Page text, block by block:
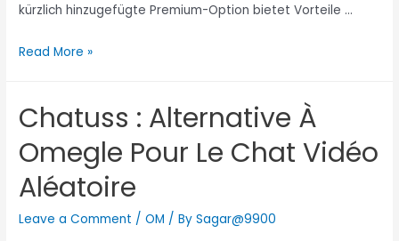
kürzlich hinzugefügte Premium-Option bietet Vorteile …
Read More »
Chatuss : Alternative À
Omegle Pour Le Chat Vidéo
Aléatoire
Leave a Comment /OM / BySagar@9900